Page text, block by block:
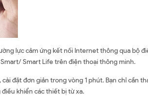
lực cảm ứng kết nối Internet thông qua bộ
Smart Life trên điện thoại thông minh.
đặt đơn giản trong vòng 1 phút. Bạn chỉ cần
khiển các thiết bị từ xa.